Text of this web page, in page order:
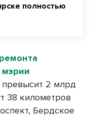
полностью
2 млрд
38 километров
Бердское